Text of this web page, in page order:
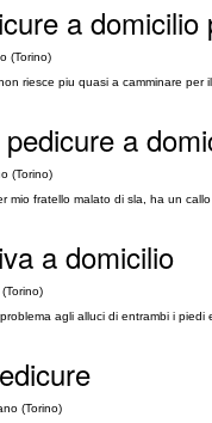
a domicilio
(Torino)
riesce piu quasi a camminare
a
(Torino)
mio fratello malato di sla, ha un
a domicilio
agli alluci di entrambi i
(Torino)